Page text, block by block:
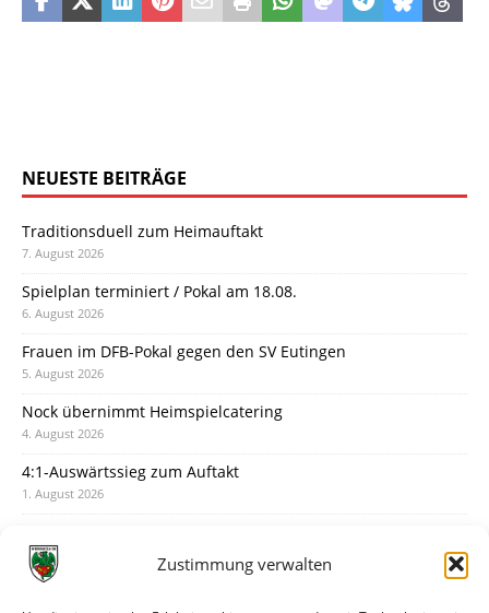
Zustimmung verwalten
NEUESTE BEITRÄGE
Traditionsduell zum Heimauftakt
7. August 2026
Spielplan terminiert / Pokal am 18.08.
6. August 2026
Frauen im DFB-Pokal gegen den SV Eutingen
5. August 2026
Nock übernimmt Heimspielcatering
4. August 2026
4:1-Auswärtssieg zum Auftakt
1. August 2026
31. Juli 2026